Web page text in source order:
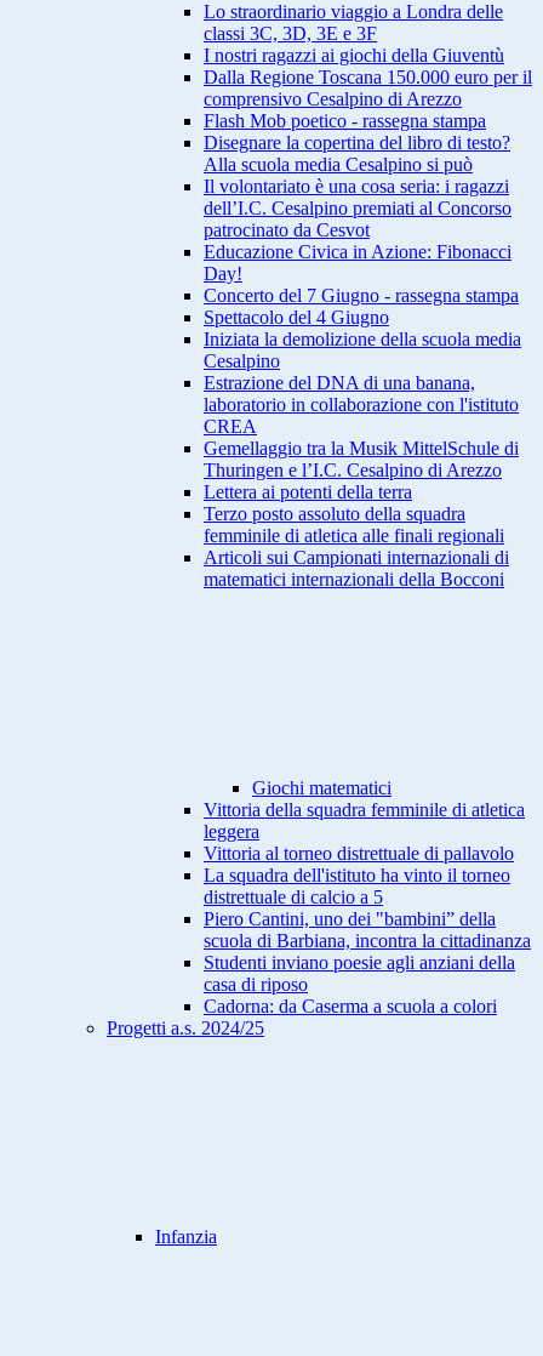
Lo straordinario viaggio a Londra delle
classi 3C, 3D, 3E e 3F
I nostri ragazzi ai giochi della Giuventù
Dalla Regione Toscana 150.000 euro per il
comprensivo Cesalpino di Arezzo
Flash Mob poetico - rassegna stampa
Disegnare la copertina del libro di testo?
Alla scuola media Cesalpino si può
Il volontariato è una cosa seria: i ragazzi
dell’I.C. Cesalpino premiati al Concorso
patrocinato da Cesvot
Educazione Civica in Azione: Fibonacci
Day!
Concerto del 7 Giugno - rassegna stampa
Spettacolo del 4 Giugno
Iniziata la demolizione della scuola media
Cesalpino
Estrazione del DNA di una banana,
laboratorio in collaborazione con l'istituto
CREA
Gemellaggio tra la Musik MittelSchule di
Thuringen e l’I.C. Cesalpino di Arezzo
Lettera ai potenti della terra
Terzo posto assoluto della squadra
femminile di atletica alle finali regionali
Articoli sui Campionati internazionali di
matematici internazionali della Bocconi
Giochi matematici
Vittoria della squadra femminile di atletica
leggera
Vittoria al torneo distrettuale di pallavolo
La squadra dell'istituto ha vinto il torneo
distrettuale di calcio a 5
Piero Cantini, uno dei "bambini” della
scuola di Barbiana, incontra la cittadinanza
Studenti inviano poesie agli anziani della
casa di riposo
Cadorna: da Caserma a scuola a colori
Progetti a.s. 2024/25
Infanzia